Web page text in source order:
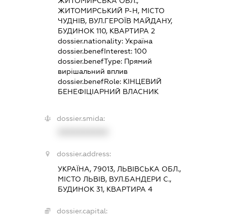
ЖИТОМИРСЬКИЙ Р-Н, МІСТО
ЧУДНІВ, ВУЛ.ГЕРОЇВ МАЙДАНУ,
БУДИНОК 110, КВАРТИРА 2
dossier.nationality: Україна
dossier.benefInterest: 100
dossier.benefType: Прямий
вирішальний вплив
dossier.benefRole: КІНЦЕВИЙ
БЕНЕФІЦІАРНИЙ ВЛАСНИК
dossier.smida:
dossier.address:
УКРАЇНА, 79013, ЛЬВІВСЬКА ОБЛ.,
МІСТО ЛЬВІВ, ВУЛ.БАНДЕРИ С.,
БУДИНОК 31, КВАРТИРА 4
dossier.capital: